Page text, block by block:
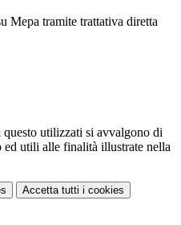
Mepa tramite trattativa diretta
utilizzati si avvalgono di
ed utili alle finalità illustrate nella
Accetta tutti i cookies